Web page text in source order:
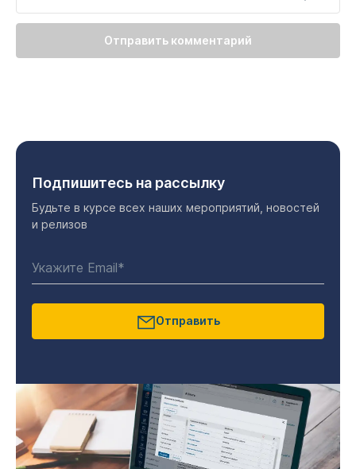
Отправить комментарий
Подпишитесь на рассылку
Будьте в курсе всех наших мероприятий, новостей
и релизов
Отправить